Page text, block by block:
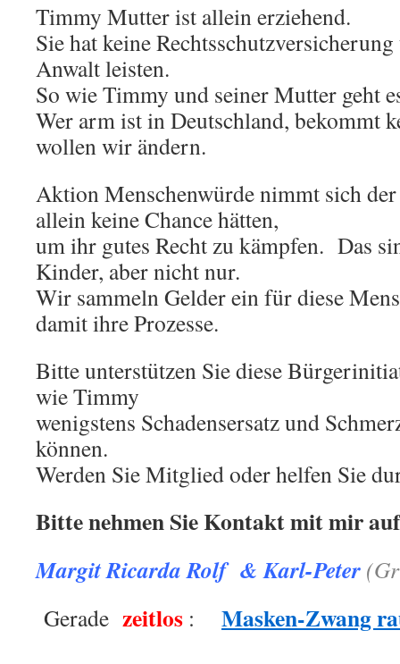
Timmy Mutter ist allein erziehend.
Sie hat keine
Anwalt leisten.
So wie Timmy und seiner Mutter geht
Wer arm ist in Deutschland, bekommt
wollen wir ändern.
Aktion Menschenwürde nimmt sich
allein keine Chance hätten,
um ihr gutes Recht zu kämpfen. Das
Kinder, aber nicht nur.
Wir sammeln Gelder ein für diese
damit ihre Prozesse.
Bitte unterstützen Sie diese
wie Timmy
wenigstens Schadensersatz und
können.
Werden Sie Mitglied oder helfen Sie
Bitte nehmen Sie Kontakt mit mir
Margit Ricarda Rolf & Karl-Peter
Gerade zeitlos : Masken-Zwang